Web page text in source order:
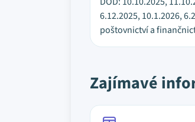
6.12.2025, 10.1.2026,
poštovnictví a
Zajímavé